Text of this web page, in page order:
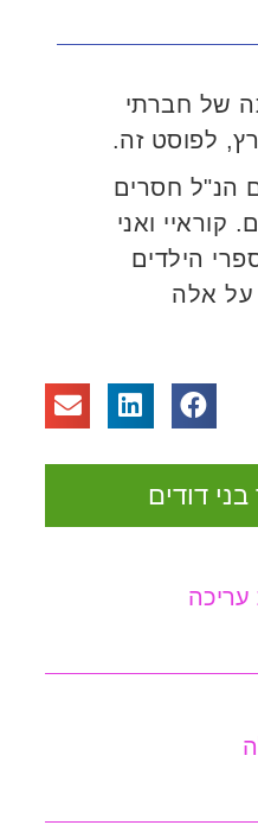
של חברתי
לפוסט זה.
הנ"ל חסרים
קוראיי ואני
הילדים
על אלה
דודים
עריכה